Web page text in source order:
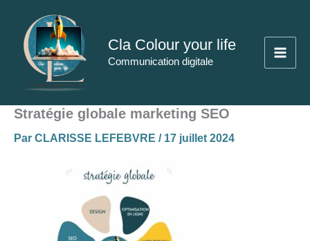
contenu
Cla Colour your life
Communication digitale
Stratégie globale marketing SEO
Par CLARISSE LEFEBVRE / 17 juillet 2024